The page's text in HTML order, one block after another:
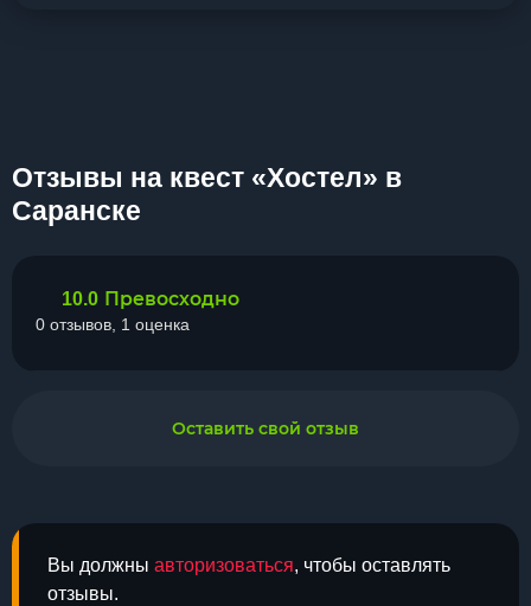
Отзывы на квест «Хостел» в
Саранске
Вы должны авторизоваться, чтобы оставлять
отзывы.
10.0 Превосходно
0 отзывов, 1 оценка
Оставить свой отзыв